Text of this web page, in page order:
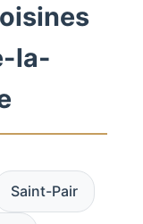
la-
Saint-Pair